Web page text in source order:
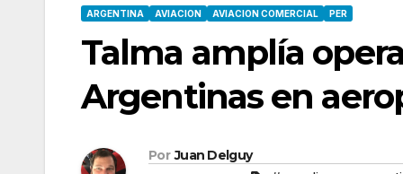
ARGENTINA AVIACION AVIACION COMERCIAL PER
Talma amplía
Argentinas en
Por Juan Delguy